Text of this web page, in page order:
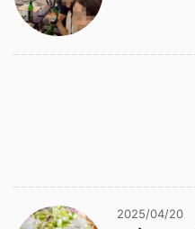
2025/04/20